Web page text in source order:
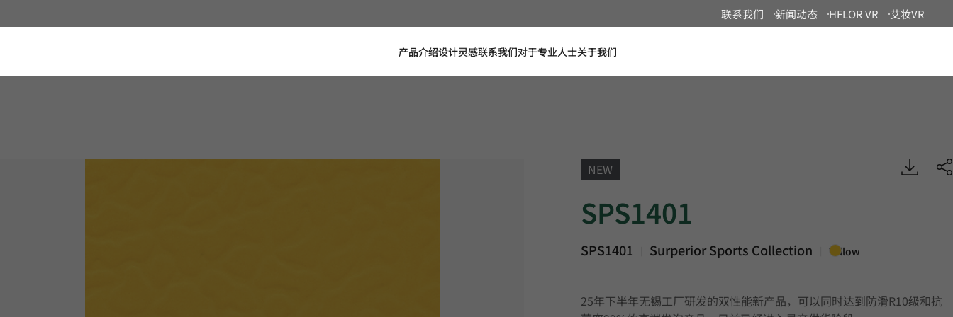
联系我们 新闻动态 HFLOR VR 艾妆VR
产品介绍设计灵感联系我们对于专业人士关于我们
NEW
SPS1401, Surperior Sports, Heterogeneous Sheet, HFLOR
SPS1401
SPS1401 Surperior Sports Collection Yellow
25年下半年无锡工厂研发的双性能新产品，可以同时达到防滑R10级和抗